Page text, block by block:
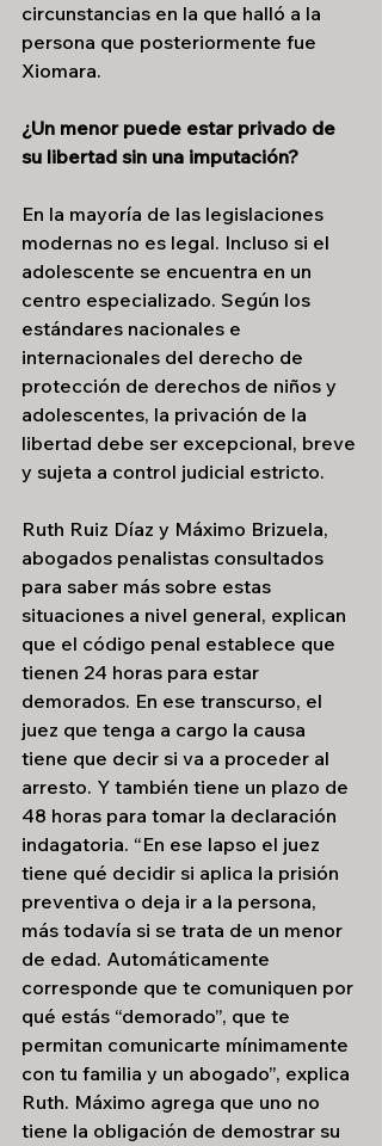
circunstancias en la que halló a la
persona que posteriormente fue
Xiomara.
¿Un menor puede estar privado de
su libertad sin una imputación?
En la mayoría de las legislaciones
modernas no es legal. Incluso si el
adolescente se encuentra en un
centro especializado. Según los
estándares nacionales e
internacionales del derecho de
protección de derechos de niños y
adolescentes, la privación de la
libertad debe ser excepcional, breve
y sujeta a control judicial estricto.
Ruth Ruiz Díaz y Máximo Brizuela,
abogados penalistas consultados
para saber más sobre estas
situaciones a nivel general, explican
que el código penal establece que
tienen 24 horas para estar
demorados. En ese transcurso, el
juez que tenga a cargo la causa
tiene que decir si va a proceder al
arresto. Y también tiene un plazo de
48 horas para tomar la declaración
indagatoria. “En ese lapso el juez
tiene qué decidir si aplica la prisión
preventiva o deja ir a la persona,
más todavía si se trata de un menor
de edad. Automáticamente
corresponde que te comuniquen por
qué estás “demorado”, que te
permitan comunicarte mínimamente
con tu familia y un abogado”, explica
Ruth. Máximo agrega que uno no
tiene la obligación de demostrar su